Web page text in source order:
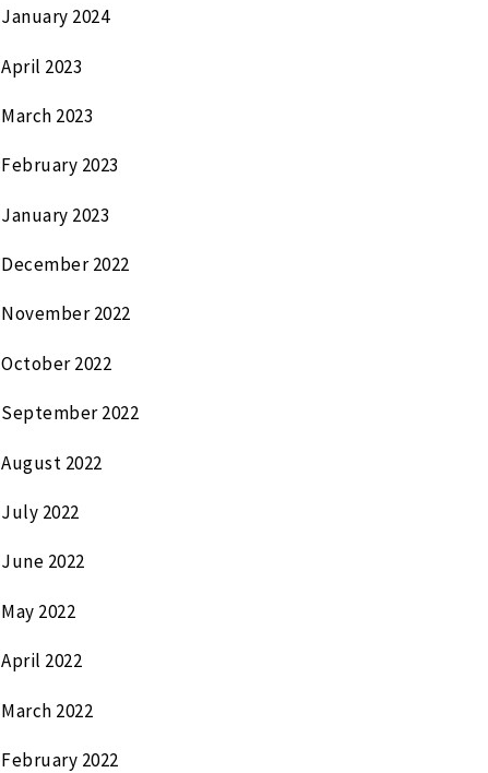
January 2024
April 2023
March 2023
February 2023
January 2023
December 2022
November 2022
October 2022
September 2022
August 2022
July 2022
June 2022
May 2022
April 2022
March 2022
February 2022